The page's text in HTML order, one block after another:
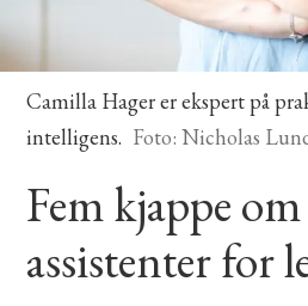
Camilla Hager er ekspert på
intelligens. Foto: Nicholas
Fem kjappe
assistenter for